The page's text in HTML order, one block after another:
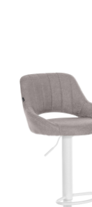
moment.)
le moment.)